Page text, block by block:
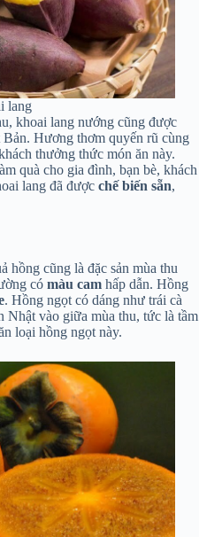
lang
khoai lang nướng cũng được
Hương thơm quyến rũ cùng
thưởng thức món ăn này.
quà cho gia đình, bạn bè, khách
lang đã được chế biến sẵn,
hồng cũng là đặc sản mùa thu
có màu cam hấp dẫn. Hồng
. Hồng ngọt có dáng như trái cà
Nhật vào giữa mùa thu, tức là tầm
loại hồng ngọt này.